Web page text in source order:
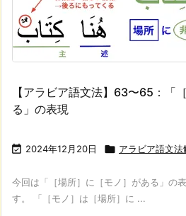
【アラビア語文法】63〜65：「
る」の表現
 2024年12月20日  アラビア語文法
今回は「［場所］に［モノ］がある」の
す。 「［モノ］は［場所］に ...